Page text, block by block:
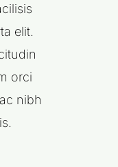
elit.
orci
nibh